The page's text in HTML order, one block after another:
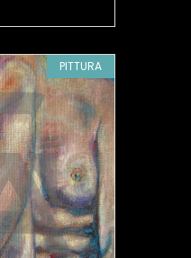
PITTURA